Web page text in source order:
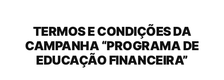
TERMOS E CONDIÇÕES DA
CAMPANHA “PROGRAMA DE
EDUCAÇÃO FINANCEIRA”